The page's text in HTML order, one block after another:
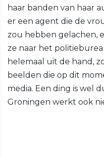
haar banden van haar
er een agent die de
zou hebben gelachen,
ze naar het
helemaal uit de hand,
beelden die op dit
media. Een ding is wel
Groningen werkt ook